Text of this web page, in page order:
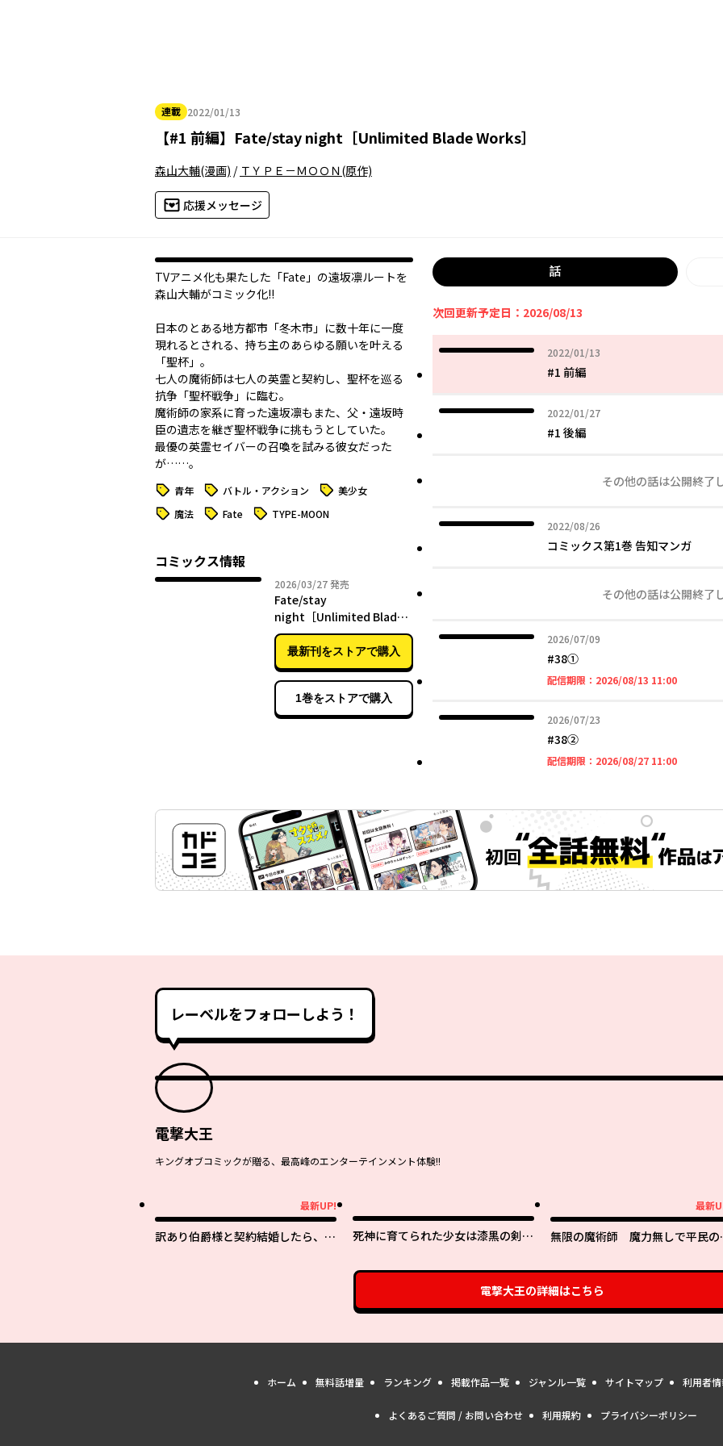
連載 2022/01/13
2022年01月13日
【#1 前編】 Fate/stay night［Unlimited Blade Works］
森山大輔(漫画) / ＴＹＰＥ－ＭＯＯＮ(原作)
応援メッセージ
TVアニメ化も果たした「Fate」の遠坂凛ルートを
森山大輔がコミック化!!
日本のとある地方都市「冬木市」に数十年に一度
現れるとされる、持ち主のあらゆる願いを叶える
「聖杯」。
七人の魔術師は七人の英霊と契約し、聖杯を巡る
抗争「聖杯戦争」に臨む。
魔術師の家系に育った遠坂凛もまた、父・遠坂時
臣の遺志を継ぎ聖杯戦争に挑もうとしていた。
最優の英霊セイバーの召喚を試みる彼女だった
が……。
タグ 青年 タグ バトル・アクション タグ 美少女
タグ 魔法 タグ Fate タグ TYPE-MOON
コミックス情報
2026/03/272026年03月27日
発売
Fate/stay
night［Unlimited Blade
Works］ 8
最新刊をストアで購入
1巻をストアで購入
話
次回更新予定日：2026/08/13
2022/01/13
2022年01月13日
#1 前編
2022/01/27
2022年01月27日
#1 後編
その他の話は公開終了
2022/08/26
2022年08月26日
コミックス第1巻 告知マンガ
その他の話は公開終了
2026/07/09
2026年07月09日
#38①
配信期限： 2026/08/13 11:002026年08
2026/07/23
2026年07月23日
#38②
配信期限： 2026/08/27 11:002026年08
レーベルをフォローしよう！
電撃大王
キングオブコミックが贈る、最高峰のエンターテインメント体験!!
最新UP!
訳あり伯爵様と契約結婚したら、義
死神に育てられた少女は漆黒の剣を
最新
無限の魔術師 魔力無しで平民の
ち。
電撃大王の詳細はこちら
ホーム 無料話増量 ランキング 掲載作品一覧 ジャンル一覧 サイトマップ 利用者
よくあるご質問 / お問い合わせ 利用規約 プライバシーポリシー